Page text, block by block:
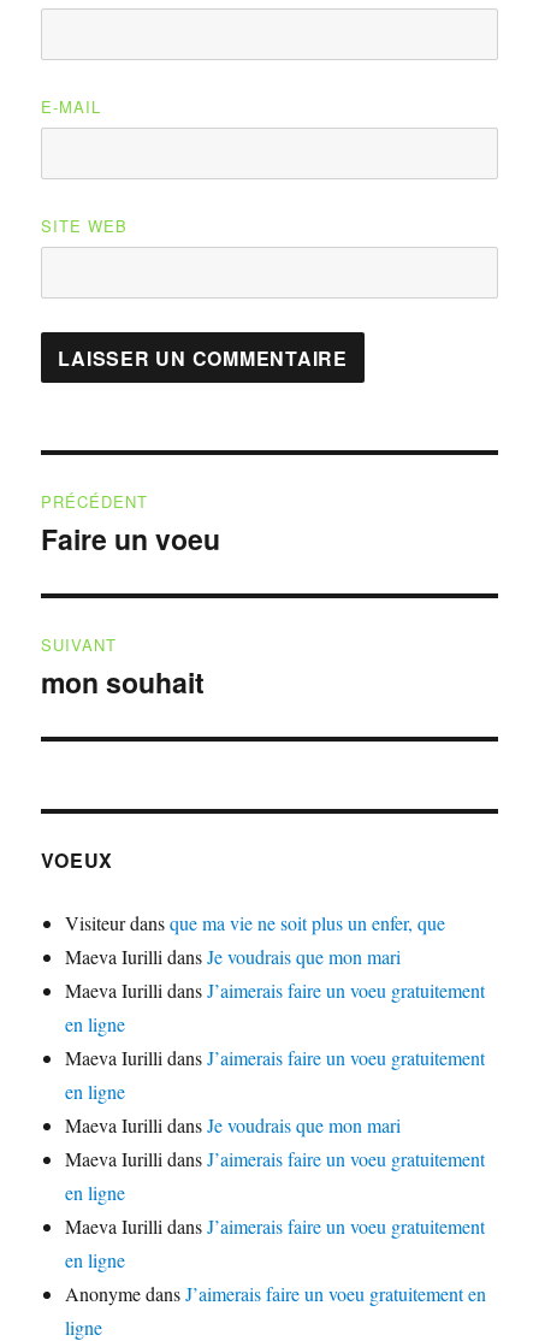
E-MAIL
SITE WEB
de
PRÉCÉDENT
Publication
Faire un voeu
SUIVANT
Publication
mon souhait
VOEUX
Visiteurdansque ma vie ne soit plus un enfer, que
Maeva Iurilli dansJe voudrais que mon mari
Maeva Iurilli dansJ’aimerais faire un voeu gratuitement
en ligne
Maeva Iurilli dansJ’aimerais faire un voeu gratuitement
en ligne
Maeva Iurilli dansJe voudrais que mon mari
Maeva Iurilli dansJ’aimerais faire un voeu gratuitement
en ligne
Maeva Iurilli dansJ’aimerais faire un voeu gratuitement
en ligne
AnonymedansJ’aimerais faire un voeu gratuitement en
ligne